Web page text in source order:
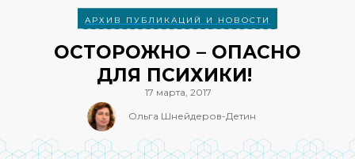
АРХИВ ПУБЛИКАЦИЙ И НОВОСТИ
ОСТОРОЖНО – ОПАСНО
ДЛЯ ПСИХИКИ!
17 марта, 2017
Ольга Шнейдеров-Детин